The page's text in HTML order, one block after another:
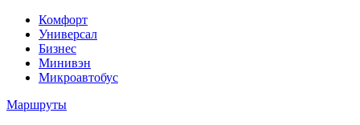
Комфорт
Универсал
Бизнес
Минивэн
Микроавтобус
Маршруты